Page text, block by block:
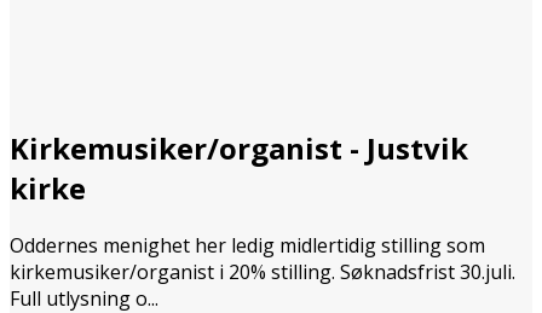
Kirkemusiker/organist - Justvik
kirke
Oddernes menighet her ledig midlertidig stilling som
kirkemusiker/organist i 20% stilling. Søknadsfrist 30.juli.
Full utlysning o...